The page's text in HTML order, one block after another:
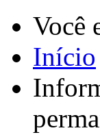
Você
Início